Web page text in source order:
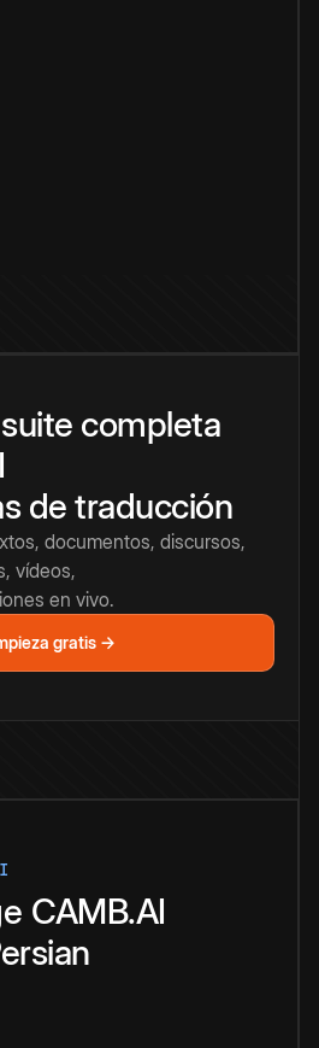
completa
de traducción
documentos, discursos,
vídeos,
en vivo.
gratis →
CAMB.AI